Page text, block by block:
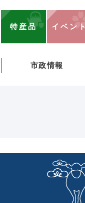
特産品 イベント
市政情報